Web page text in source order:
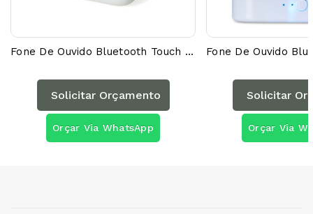
Fone De Ouvido Bluetooth Touch Com Case Carregador Brilhante 18596AG
Solicitar Orçamento
Orçar Via WhatsApp
Solicitar
Orçar Via